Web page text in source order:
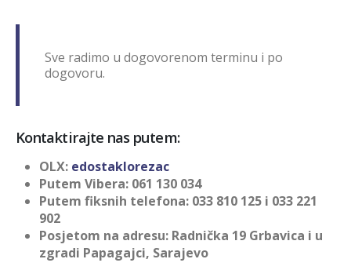
Sve radimo u dogovorenom terminu i po
dogovoru.
Kontaktirajte nas putem:
OLX: edostaklorezac
Putem Vibera: 061 130 034
Putem fiksnih telefona: 033 810 125 i 033 221
902
Posjetom na adresu: Radnička 19 Grbavica i u
zgradi Papagajci, Sarajevo